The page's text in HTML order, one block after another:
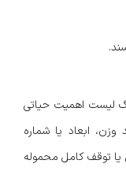
لیست اهمیت حیاتی
وزن، ابعاد یا شماره
یا توقف کامل محموله